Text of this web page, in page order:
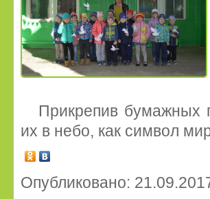
Прикрепив бумажных
их в небо, как символ
Опубликовано: